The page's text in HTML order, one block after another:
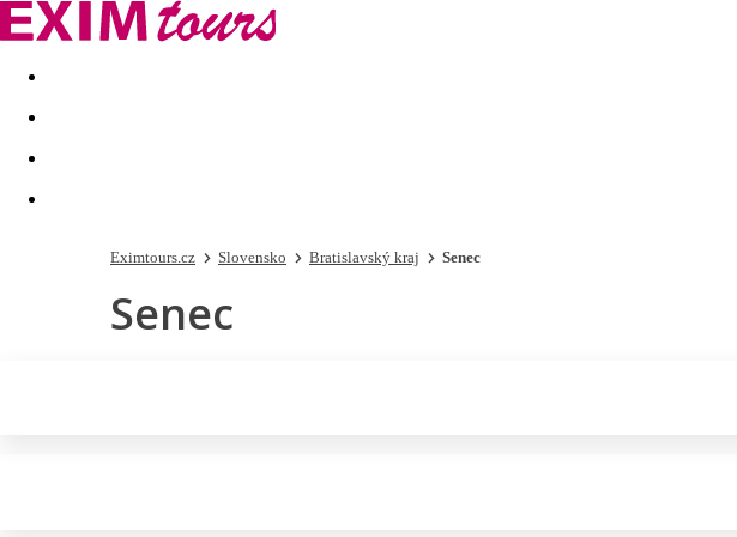
Akční nabídky Last minute
Eximtours.cz Slovensko Bratislavský kraj Senec
Senec